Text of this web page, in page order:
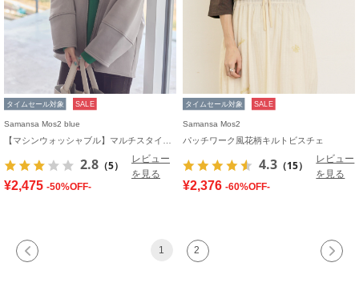
タイムセール対象 SALE
Samansa Mos2 blue
2.8 （5）
レビュー
を見る
¥2,475 -50%OFF-
タイムセール対象 SALE
Samansa Mos2
パッチワーク風花柄キルトビスチェ
4.3 （15）
レビュー
を見る
¥2,376 -60%OFF-
1 2